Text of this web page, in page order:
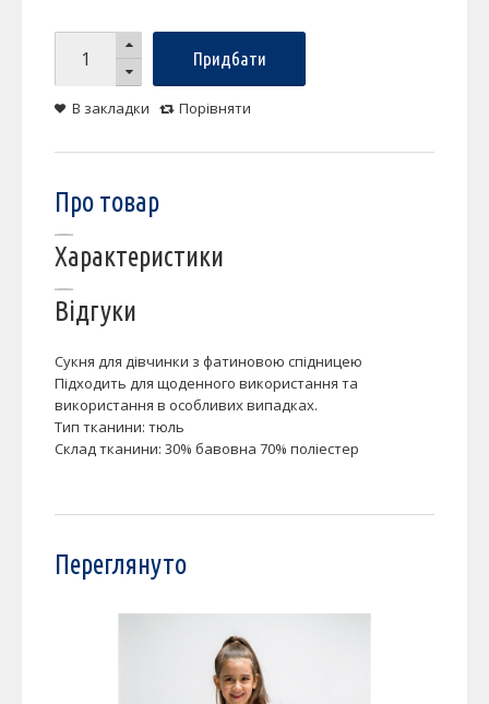
Придбати
В закладки Порівняти
Про товар
Характеристики
Відгуки
Сукня для дівчинки з фатиновою спідницею
Підходить для щоденного використання та
використання в особливих випадках.
Тип тканини: тюль
Склад тканини: 30% бавовна 70% поліестер
Переглянуто